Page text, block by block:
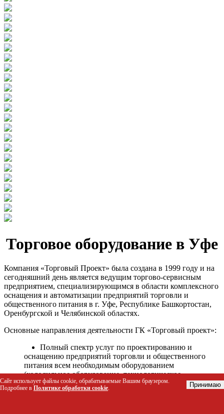
Торговое оборудование в Уфе
Компания «Торговый Проект» была создана в 1999 году и на
сегодняшний день является ведущим торгово-сервисным
предприятием, специализирующимся в области комплексного
оснащения и автоматизации предприятий торговли и
общественного питания в г. Уфе, Республике Башкортостан,
Оренбургской и Челябинской областях.
Основные направления деятельности ГК «Торговый проект»:
Полный спектр услуг по проектированию и
оснащению предприятий торговли и общественного
питания всем необходимым оборудованием
(холодильное оборудование, технологическое
оборудование, стеллажное оборудование и т.д.);
Автоматизация торговых процессов и внедрения
Сайт использует файлы cookie, обрабатываемые Вашим браузером.
Подробнее в Политике обработки cookie. Принимаю